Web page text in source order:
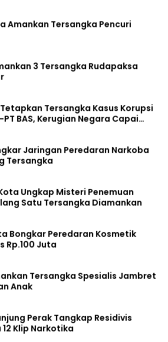
Amankan Tersangka Pencuri
3 Tersangka Rudapaksa
Tersangka Kasus Korupsi
BAS, Kerugian Negara Capai
Jaringan Peredaran Narkoba
Tersangka
Ungkap Misteri Penemuan
Satu Tersangka Diamankan
Bongkar Peredaran Kosmetik
Rp.100 Juta
Tersangka Spesialis Jambret
Anak
Perak Tangkap Residivis
Klip Narkotika